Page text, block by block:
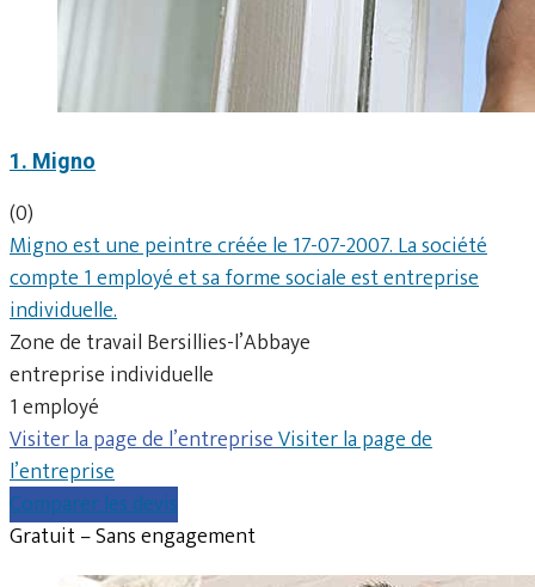
1. Migno
(0)
Migno est une peintre créée le 17-07-2007. La société
compte 1 employé et sa forme sociale est entreprise
individuelle.
Zone de travail Bersillies-l’Abbaye
entreprise individuelle
1 employé
Visiter la page de l’entrepriseVisiter la page de
l’entreprise
Comparer les devis
Gratuit – Sans engagement